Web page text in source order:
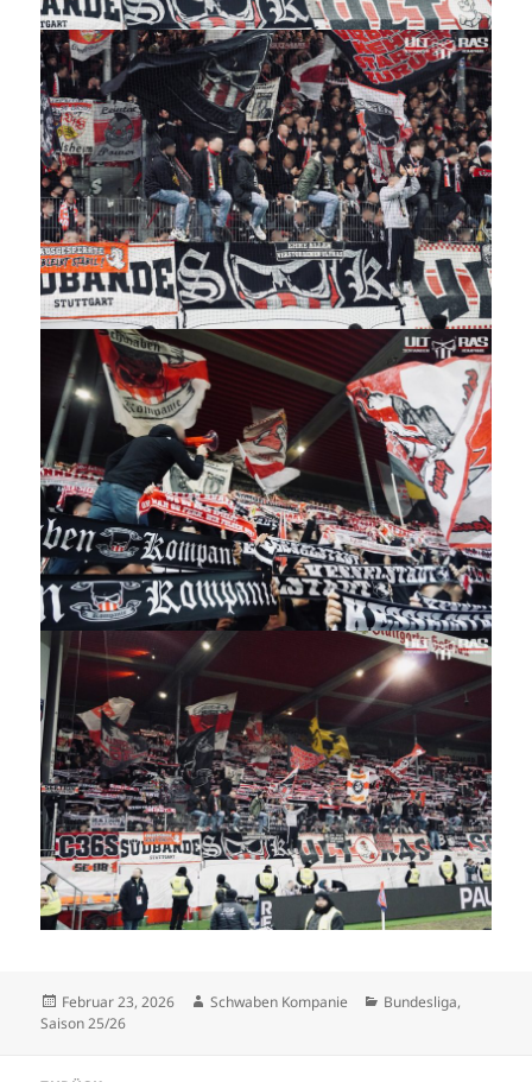
Veröffentlicht
am
Februar 23, 2026 Autor
Schwaben Kompanie Kategorien
Bundesliga,
Saison 25/26